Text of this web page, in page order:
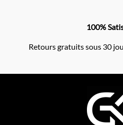
100%
Retours gratuits sous 30